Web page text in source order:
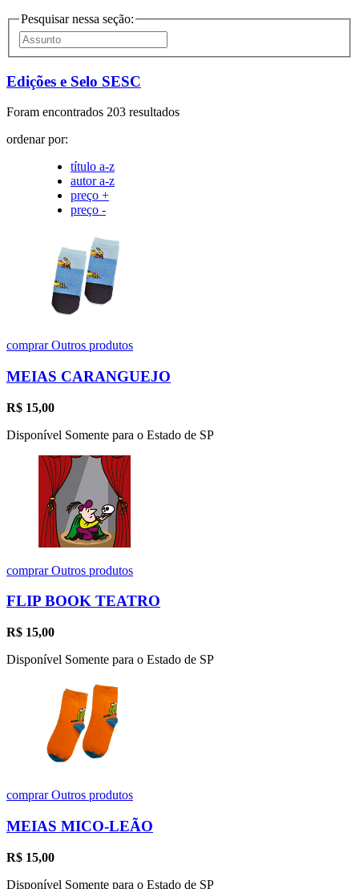
Pesquisar nessa seção:
Edições e Selo SESC
Foram encontrados 203 resultados
ordenar por:
título a-z
autor a-z
preço +
preço -
comprarOutros produtos
MEIAS CARANGUEJO
R$ 15,00
Disponível Somente para o Estado de SP
comprarOutros produtos
FLIP BOOK TEATRO
R$ 15,00
Disponível Somente para o Estado de SP
comprarOutros produtos
MEIAS MICO-LEÃO
R$ 15,00
Disponível Somente para o Estado de SP